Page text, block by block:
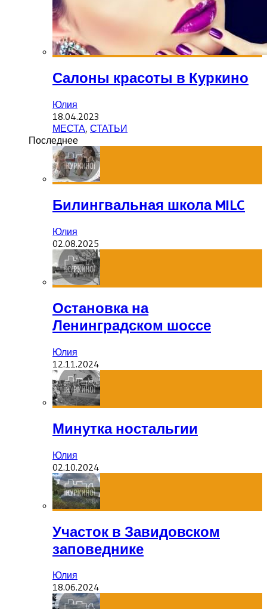
Салоны красоты в Куркино
Юлия
18.04.2023
МЕСТА, СТАТЬИ
Последнее
Билингвальная школа MILC
Юлия
02.08.2025
Остановка на
Ленинградском шоссе
Юлия
12.11.2024
Минутка ностальгии
Юлия
02.10.2024
Участок в Завидовском
заповеднике
Юлия
18.06.2024